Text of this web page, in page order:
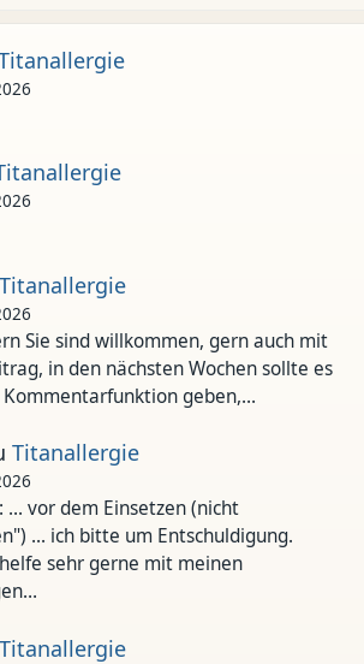
Titanallergie
Sie sind willkommen, gern auch mit
in den nächsten Wochen sollte es
Kommentarfunktion geben,…
Titanallergie
... vor dem Einsetzen (nicht
... ich bitte um Entschuldigung.
sehr gerne mit meinen
Titanallergie